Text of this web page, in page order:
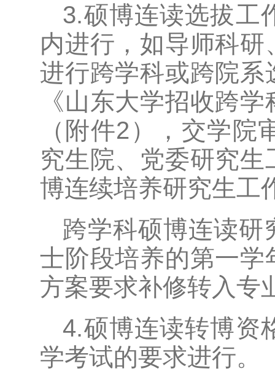
3.硕博连读选拔工
内进行，如导师科
进行跨学科或跨院
《山东大学招收跨
（附件2），交学
究生院、党委研究
博连续培养研究生工
跨学科硕博连读研
士阶段培养的第一
方案要求补修转入专
4.硕博连读转博资
学考试的要求进行。